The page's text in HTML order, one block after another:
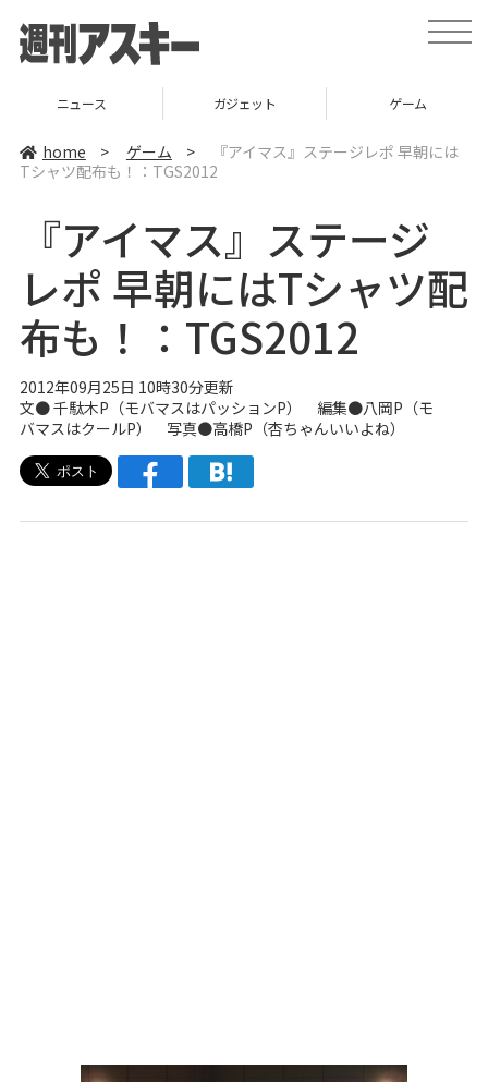
t
o
v
n
ガジェット ゲーム
home > ゲーム >
『アイマス』ステージレポ 早朝には
Tシャツ配布も！：TGS2012
『アイマス』ステージ
レポ 早朝にはTシャツ配
布も！：TGS2012
2012年09月25日 10時30分更新
文● 千駄木P（モバマスはパッションP） 編集●八岡P（モ
バマスはクールP） 写真●高橋P（杏ちゃんいいよね）